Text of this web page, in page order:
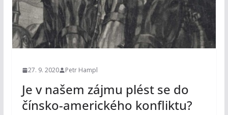
27. 9. 2020 Petr Hampl
Je v našem zájmu plést se do
čínsko-amerického konfliktu?